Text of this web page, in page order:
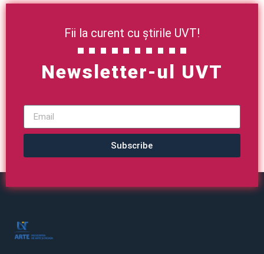
Fii la curent cu știrile UVT!
Newsletter-ul UVT
Subscribe